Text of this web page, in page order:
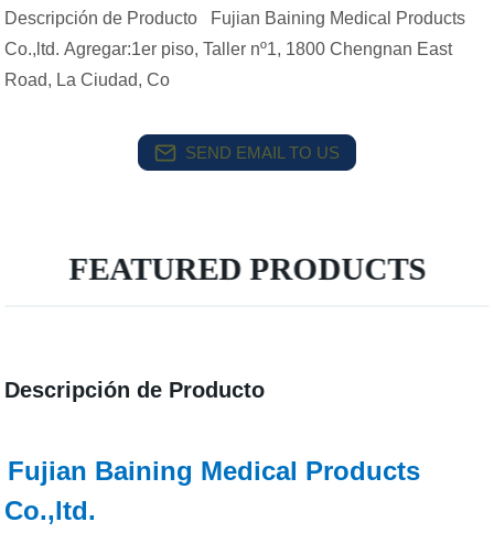
Descripción de Producto Fujian Baining Medical Products
Co.,ltd. Agregar:1er piso, Taller nº1, 1800 Chengnan East
Road, La Ciudad, Co
SEND EMAIL TO US
FEATURED PRODUCTS
Descripción de Producto
Fujian Baining Medical Products
Co.,ltd.